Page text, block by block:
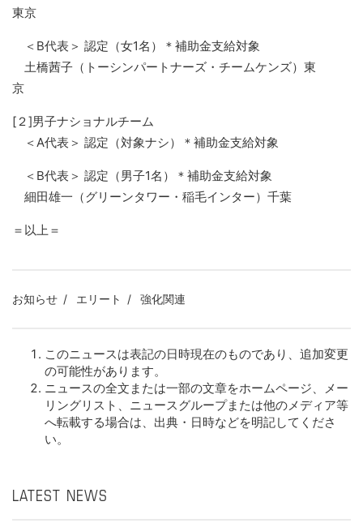
東京
＜B代表＞ 認定（女1名）＊補助金支給対象
土橋茜子（トーシンパートナーズ・チームケンズ）東
京
[２]男子ナショナルチーム
＜A代表＞ 認定（対象ナシ）＊補助金支給対象
＜B代表＞ 認定（男子1名）＊補助金支給対象
細田雄一（グリーンタワー・稲毛インター）千葉
＝以上＝
お知らせ エリート 強化関連
このニュースは表記の日時現在のものであり、追加変更
の可能性があります。
ニュースの全文または一部の文章をホームページ、メー
リングリスト、ニュースグループまたは他のメディア等
へ転載する場合は、出典・日時などを明記してくださ
い。
LATEST NEWS